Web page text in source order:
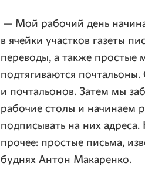
— Мой рабочий день
в ячейки участков газеты
переводы, а также простые
подтягиваются
и почтальонов. Затем мы
рабочие столы и начинаем
подписывать на них
прочее: простые письма,
буднях Антон Макаренко.